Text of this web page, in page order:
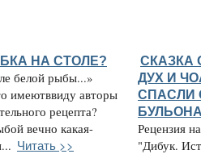
НА СТОЛЕ?
белой рыбы...»
имеютввиду авторы
рецепта?
вечно какая-
Читать >>
СКАЗКА
ДУХ И
СПАСЛИ
Рецензия
"Дибук.